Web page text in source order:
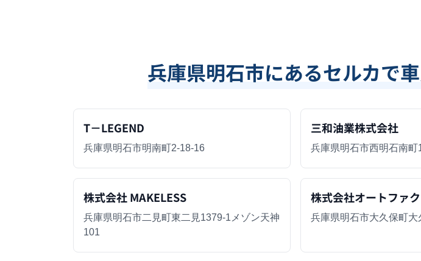
兵庫県明石市にあるセルカで
T－LEGEND
兵庫県明石市明南町2-18-16
三和油業株式会社
兵庫県明石市西明石南町
株式会社 MAKELESS
兵庫県明石市二見町東二見1379-1メゾン天神
101
株式会社オートファ
兵庫県明石市大久保町大